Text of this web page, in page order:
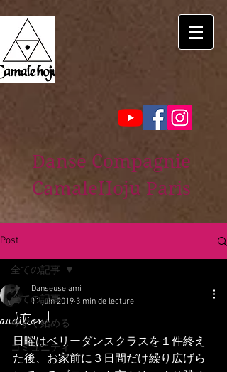
Danse Compagnie
CamaleHoju Paris
Post
全ての記事
今すぐ始める
コミュニティ
全ての記事
audition!
Danseuse ami
11 juin 2019 3 min de lecture
日曜はベリーダンスクラスを１件終え
た後、お家前に３日間だけ繰り広げら